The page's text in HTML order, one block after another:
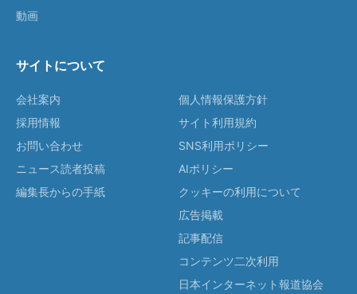
動画
サイトについて
会社案内
採用情報
お問い合わせ
ニュース読者投稿
編集長からの手紙
個人情報保護方針
サイト利用規約
SNS利用ポリシー
AIポリシー
クッキーの利用について
広告掲載
記事配信
コンテンツ二次利用
日本インターネット報道協会